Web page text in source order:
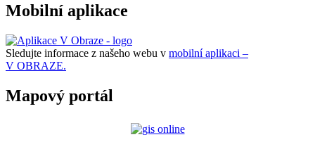
Mobilní aplikace
Sledujte informace z našeho webu v mobilní aplikaci –
V OBRAZE.
Mapový portál